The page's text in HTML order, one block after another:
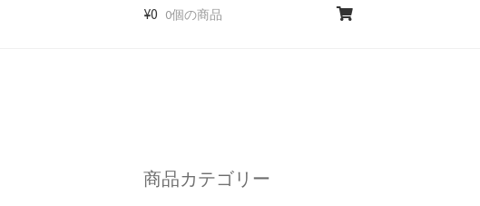
¥0 0個の商品
商品カテゴリー